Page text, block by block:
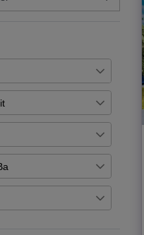
― €
GmbH
etwa 1925
etwa 1925 bis